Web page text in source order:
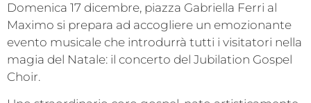
Domenica 17 dicembre, piazza Gabriella Ferri al
Maximo si prepara ad accogliere un emozionante
evento musicale che introdurrà tutti i visitatori nella
magia del Natale: il concerto del Jubilation Gospel
Choir.